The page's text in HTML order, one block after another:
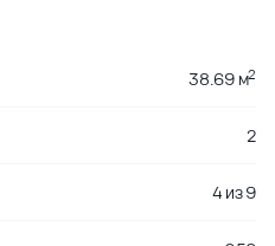
38.69 м2
2
4 из9